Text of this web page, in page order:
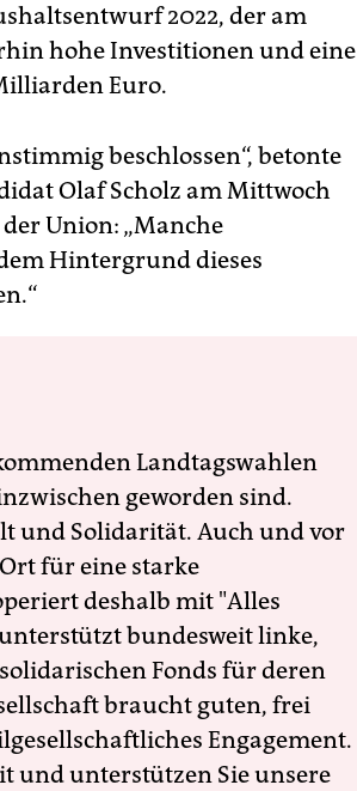
2022, der am
hohe Investitionen und eine
Euro.
beschlossen“, betonte
Olaf Scholz am Mittwoch
Union: „Manche
Hintergrund dieses
Landtagswahlen
geworden sind.
und Solidarität. Auch und vor
für eine starke
deshalb mit "Alles
bundesweit linke,
Fonds für deren
braucht guten, frei
Engagement.
und unterstützen Sie unsere